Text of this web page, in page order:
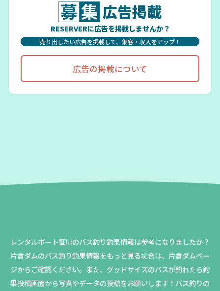
広告掲載
RESERVERに広告を掲載しませんか？
売り出したい広告を掲載して、集客・収入をアップ！
広告の掲載について
レンタルボート笹川のバス釣り釣果情報は参考になりましたか？
片倉ダムのバス釣り釣果情報をもっと見る場合は、片倉ダムペー
ジからご確認ください。 また、グッドサイズのバスが釣れたら釣
果投稿画面から写真やデータの投稿をお願いします！バス釣りの